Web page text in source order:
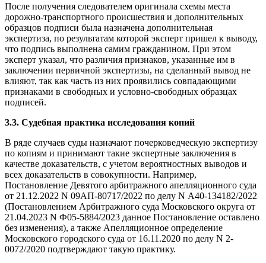
После получения следователем оригинала схемы места
дорожно-транспортного происшествия и дополнительных
образцов подписи была назначена дополнительная
экспертиза, по результатам которой эксперт пришел к выводу,
что подпись выполнена самим гражданином. При этом
эксперт указал, что различия признаков, указанные им в
заключении первичной экспертизы, на сделанный вывод не
влияют, так как часть из них проявились совпадающими
признаками в свободных и условно-свободных образцах
подписей.
3.3. Судебная практика исследования копий
В ряде случаев суды назначают почерковедческую экспертизу
по копиям и принимают такие экспертные заключения в
качестве доказательств, с учетом вероятностных выводов и
всех доказательств в совокупности. Например,
Постановление Девятого арбитражного апелляционного суда
от 21.12.2022 N 09АП-80717/2022 по делу N А40-134182/2022
(Постановлением Арбитражного суда Московского округа от
21.04.2023 N Ф05-5884/2023 данное Постановление оставлено
без изменения), а также Апелляционное определение
Московского городского суда от 16.11.2020 по делу N 2-
0072/2020 подтверждают такую практику.